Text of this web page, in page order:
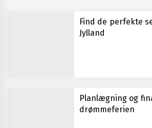
Find de perfekte
Jylland
Planlægning og
drømmeferien